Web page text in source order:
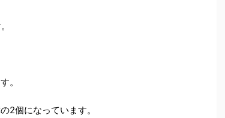
。
2個になっています。